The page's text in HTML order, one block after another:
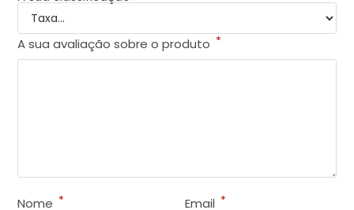
A sua avaliação sobre o produto *
Nome * Email *